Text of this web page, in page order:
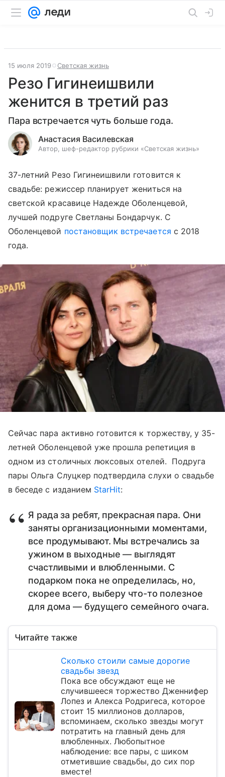
15 июля 2019 Светская жизнь
Резо Гигинеишвили
женится в третий раз
Пара встречается чуть больше года.
Анастасия Василевская
Автор, шеф-редактор рубрики «Светская жизнь»
37-летний Резо Гигинеишвили готовится к
свадьбе: режиссер планирует жениться на
светской красавице Надежде Оболенцевой,
лучшей подруге Светланы Бондарчук. С
Оболенцевой постановщик встречается с 2018
года.
Сейчас пара активно готовится к торжеству, у 35-
летней Оболенцевой уже прошла репетиция в
одном из столичных люксовых отелей. Подруга
пары Ольга Слуцкер подтвердила слухи о свадьбе
в беседе с изданием StarHit:
Я рада за ребят, прекрасная пара. Они
заняты организационными моментами,
все продумывают. Мы встречались за
ужином в выходные — выглядят
счастливыми и влюбленными. С
подарком пока не определилась, но,
скорее всего, выберу что-то полезное
для дома — будущего семейного очага.
Читайте также
Сколько стоили самые дорогие
свадьбы звезд
Пока все обсуждают еще не
случившееся торжество Дженнифер
Лопез и Алекса Родригеса, которое
стоит 15 миллионов долларов,
вспоминаем, сколько звезды могут
потратить на главный день для
влюбленных. Любопытное
наблюдение: все пары, с шиком
отметившие свадьбы, до сих пор
вместе!